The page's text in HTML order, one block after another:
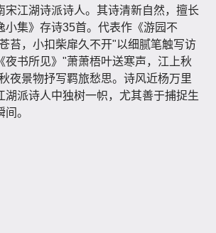
宋江湖诗派诗人。其诗清新自然，擅长
小集》存诗35首。代表作《游园不
苔，小扣柴扉久不开"以细腻笔触写访
夜书所见》"萧萧梧叶送寒声，江上秋
夜景物抒写羁旅愁思。诗风近杨万里
湖派诗人中独树一帜，尤其善于捕捉生
。